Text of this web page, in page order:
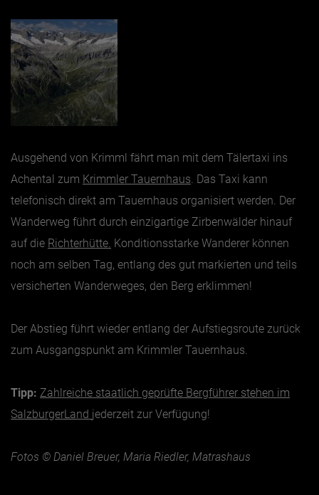
Ausgehend von Krimml fährt man mit dem Tälertaxi ins
Achental zum Krimmler Tauernhaus. Das Taxi kann
telefonisch direkt am Tauernhaus organisiert werden. Der
Wanderweg führt durch einzigartige Zirbenwälder hinauf
auf die Richterhütte. Konditionsstarke Wanderer können
noch am selben Tag, entlang des gut markierten und teils
versicherten Wanderweges, den Berg erklimmen!
Der Abstieg führt wieder entlang der Aufstiegsroute zurück
zum Ausgangspunkt am Krimmler Tauernhaus.
Tipp: Zahlreiche staatlich geprüfte Bergführer stehen im
SalzburgerLand jederzeit zur Verfügung!
Fotos © Daniel Breuer, Maria Riedler, Matrashaus